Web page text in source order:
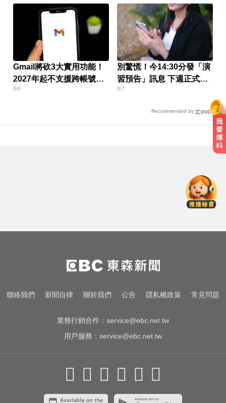
Gmail將砍3大實用功能！
2027年起不支援跨帳號寄
信
8/6
別驚慌！今14:30分發「演
習預告」訊息 下週正式登
場
8/7
Recommended by
不菸不酒也可能中招
金牌員工轉投李多慧！剪輯師突暴
紅狂接20業配 Joeman 認：我也會
尼斯湖水怪又現身！遊湖拍到「神
聯絡我們 新聞自律 關於我們 公告 隱私權政策 常見問題
業務行銷合作： service@ebc.net.tw
用戶服務： service@ebc.net.tw